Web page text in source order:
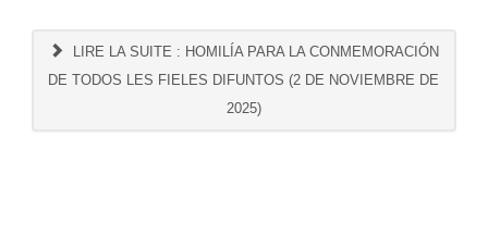
LIRE LA SUITE : HOMILÍA PARA LA CONMEMORACIÓN
DE TODOS LES FIELES DIFUNTOS (2 DE NOVIEMBRE DE
2025)